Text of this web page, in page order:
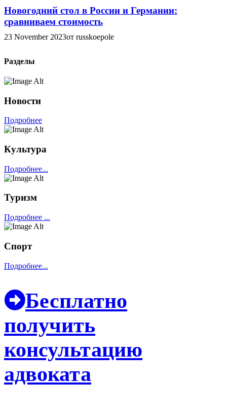
Новогодний стол в России и Германии:
сравниваем стоимость
23 November 2023от russkoepole
Разделы
Новости
Подробнее
Культура
Подробнее...
Туризм
Подробнее ...
Спорт
Подробнее...
Бесплатно
получить
консультацию
адвоката